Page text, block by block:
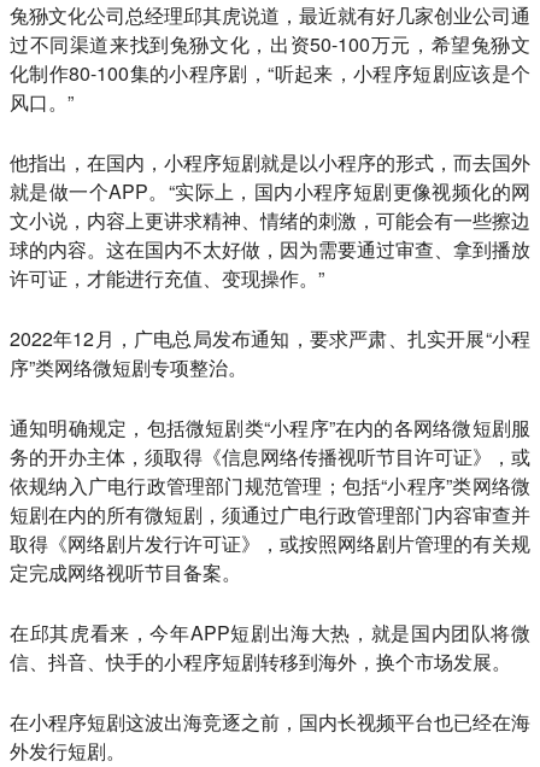
兔狲文化公司总经理邱其虎说道，最近就有好几家创业公司通
过不同渠道来找到兔狲文化，出资50-100万元，希望兔狲文
化制作80-100集的小程序剧，“听起来，小程序短剧应该是个
风口。”
他指出，在国内，小程序短剧就是以小程序的形式，而去国外
就是做一个APP。“实际上， 国内小程序短剧更像视频化的网
文小说 ，内容上更讲求精神、情绪的刺激，可能会有一些擦边
球的内容。这在国内不太好做，因为需要通过审查、拿到播放
许可证，才能进行充值、变现操作。”
2022年12月，广电总局发布通知，要求严肃、扎实开展“小程
序”类网络微短剧专项整治。
通知明确规定，包括微短剧类“小程序”在内的各网络微短剧服
务的开办主体，须取得《信息网络传播视听节目许可证》，或
依规纳入广电行政管理部门规范管理；包括“小程序”类网络微
短剧在内的所有微短剧，须通过广电行政管理部门内容审查并
取得《网络剧片发行许可证》，或按照网络剧片管理的有关规
定完成网络视听节目备案。
在邱其虎看来，今年APP短剧出海大热，就是国内团队将微
信、抖音、快手的小程序短剧转移到海外，换个市场发展。
在小程序短剧这波出海竞逐之前，国内长视频平台也已经在海
外发行短剧。